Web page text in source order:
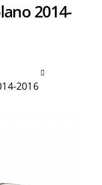
2014-
2016